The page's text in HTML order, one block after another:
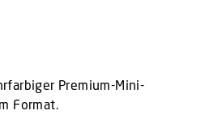
Premium-Mini-
Format.